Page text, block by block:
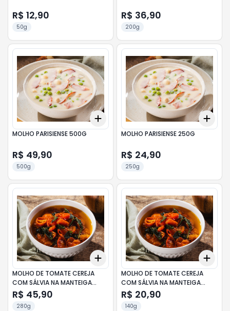
R$ 12,90
50g
R$ 36,90
200g
+5 10
Add
MOLHO PARISIENSE 500G
R$ 49,90
500g
Add
MOLHO PARISIENSE 250G
R$ 24,90
250g
+5 +10
Add
MOLHO DE TOMATE CEREJA
COM SÁLVIA NA MANTEIGA
280G
R$ 45,90
280g
Add
MOLHO DE TOMATE CEREJA
COM SÁLVIA NA MANTEIGA
140G
R$ 20,90
140g